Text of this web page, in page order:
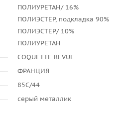
ПОЛИУРЕТАН/ 16%
ПОЛИЭСТЕР, подкладка 90%
ПОЛИЭСТЕР/ 10%
ПОЛИУРЕТАН
COQUETTE REVUE
ФРАНЦИЯ
85C/44
серый металлик